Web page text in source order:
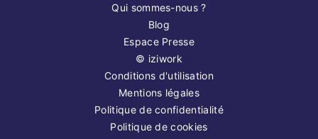
Qui sommes-nous ?
Blog
Espace Presse
© iziwork
Conditions d'utilisation
Mentions légales
Politique de confidentialité
Politique de cookies